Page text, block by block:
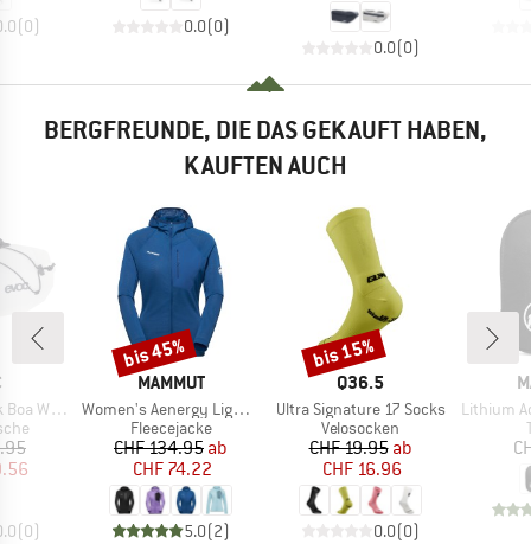
(0) 0.0(0)
0.0(0)
BERGFREUNDE, DIE DAS GEKAUFT HABEN,
KAUFTEN AUCH
WP 9
Preis
(0)
MARKE
MAMMUT
Artikel
Women's Aenergy Light Midlayer Hooded Jacket
Produktgruppe
Fleecejacke
Preis
CHF 134.95reduzierter Preis
ab
CHF 74.22
5.0(2)
Rabatt
bis 45%
MARKE
Q36.5
Artikel
Ultra Signature 17 Socks
Produktgruppe
Velosocken
Preis
CHF 19.95reduzierter Preis
ab
CHF 16.96
0.0(0)
Rabatt
bis 15%
Artikel
Lithium Add-On